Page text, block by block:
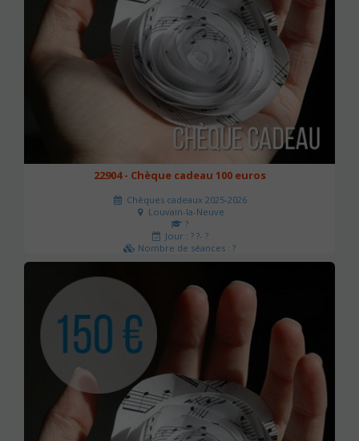
22904 - Chèque cadeau 100 euros
Chèques cadeaux 2025-2026
Louvain-la-Neuve
?
Jour : ? ?- ?
Nombre de séances : ?
100 €